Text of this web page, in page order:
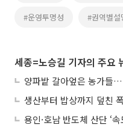
#운영투명성 #권역별설
세종=노승길 기자의 주요
양파밭 갈아엎은 농가들…